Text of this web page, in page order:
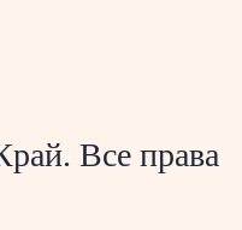
Все права